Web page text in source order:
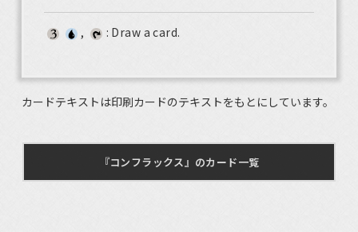
, : Draw a card.
カードテキストは印刷カードのテキストをもとにしています。
『コンフラックス』のカード一覧